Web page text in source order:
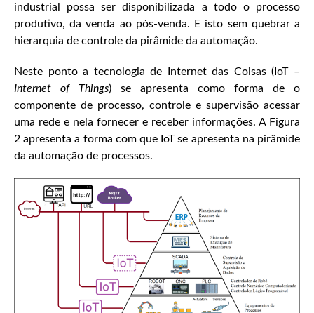
industrial possa ser disponibilizada a todo o processo
produtivo, da venda ao pós-venda. E isto sem quebrar a
hierarquia de controle da pirâmide da automação.
Neste ponto a tecnologia de Internet das Coisas (IoT –
Internet of Things) se apresenta como forma de o
componente de processo, controle e supervisão acessar
uma rede e nela fornecer e receber informações. A Figura
2 apresenta a forma com que IoT se apresenta na pirâmide
da automação de processos.